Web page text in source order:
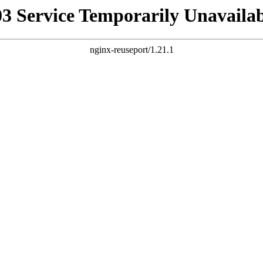
Service Temporarily
nginx-reuseport/1.21.1